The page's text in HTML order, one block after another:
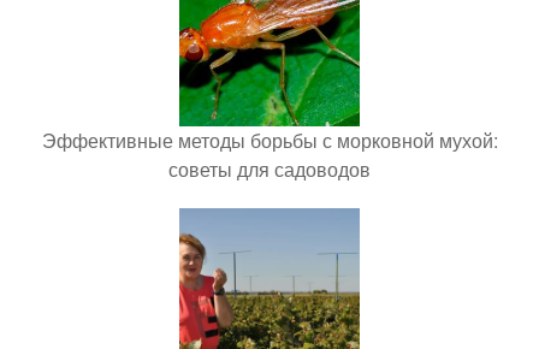
Эффективные методы борьбы с морковной мухой:
советы для садоводов